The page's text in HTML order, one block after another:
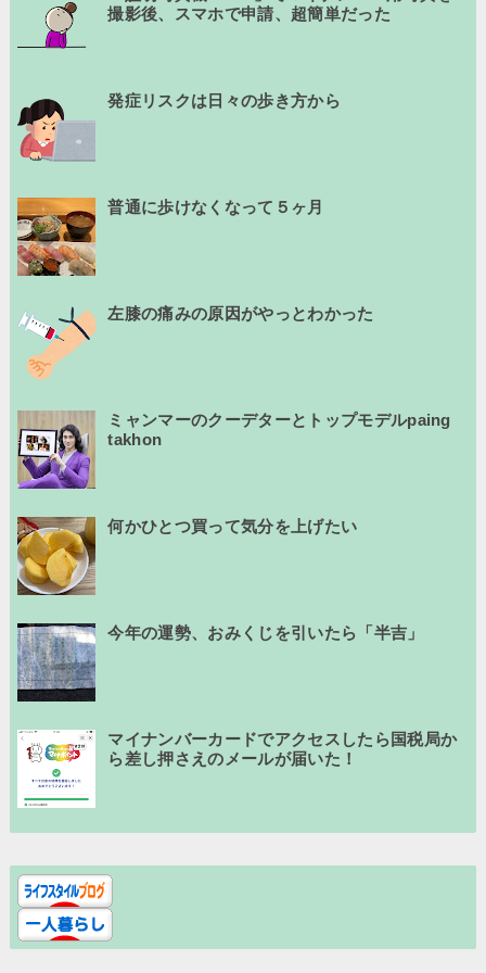
撮影後、スマホで申請、超簡単だった
発症リスクは日々の歩き方から
普通に歩けなくなって５ヶ月
左膝の痛みの原因がやっとわかった
ミャンマーのクーデターとトップモデルpaing
takhon
何かひとつ買って気分を上げたい
今年の運勢、おみくじを引いたら「半吉」
マイナンバーカードでアクセスしたら国税局か
ら差し押さえのメールが届いた！